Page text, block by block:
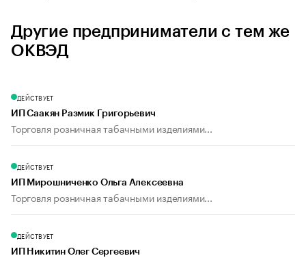
Другие предприниматели с тем же
ОКВЭД
ДЕЙСТВУЕТ
ИП Саакян Размик Григорьевич
Торговля розничная табачными изделиями...
ДЕЙСТВУЕТ
ИП Мирошниченко Ольга Алексеевна
Торговля розничная табачными изделиями...
ДЕЙСТВУЕТ
ИП Никитин Олег Сергеевич